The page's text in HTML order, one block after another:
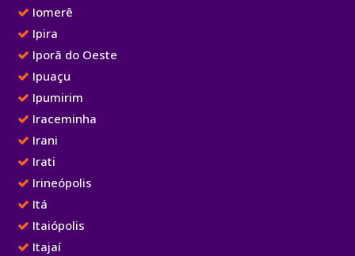
Iomerê
Ipira
Iporã do Oeste
Ipuaçu
Ipumirim
Iraceminha
Irani
Irati
Irineópolis
Itá
Itaiópolis
Itajaí